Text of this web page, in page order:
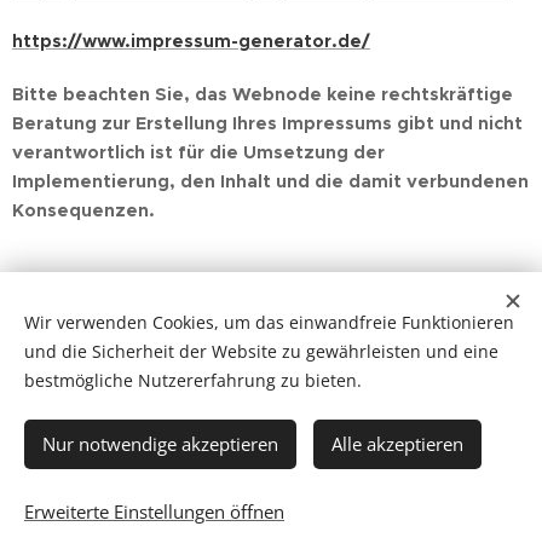
https://www.impressum-generator.de/
Bitte beachten Sie, das Webnode keine rechtskräftige
Beratung zur Erstellung Ihres Impressums gibt und nicht
verantwortlich ist für die Umsetzung der
Implementierung, den Inhalt und die damit verbundenen
Konsequenzen.
Unterstützt vonWebnode
Wir verwenden Cookies, um das einwandfreie Funktionieren
und die Sicherheit der Website zu gewährleisten und eine
bestmögliche Nutzererfahrung zu bieten.
Nur notwendige akzeptieren Alle akzeptieren
Erweiterte Einstellungen öffnen